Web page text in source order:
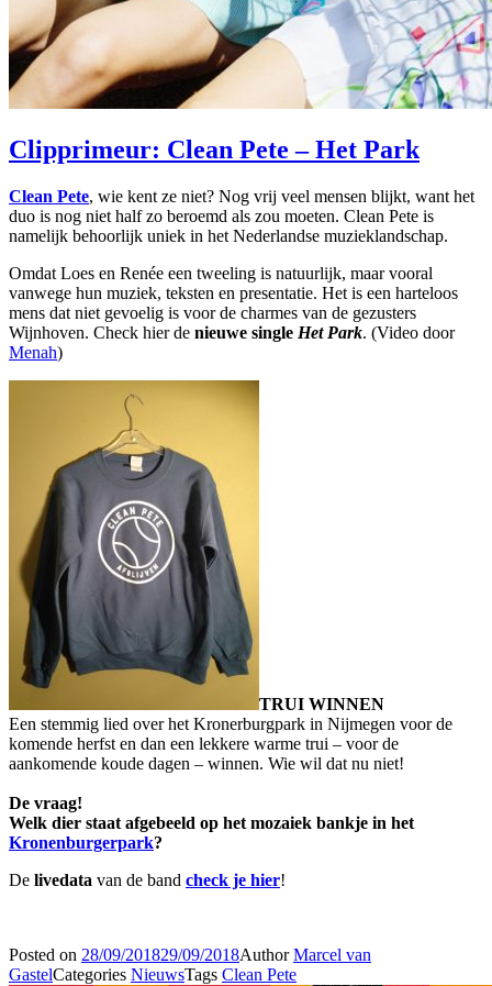
Clipprimeur: Clean Pete – Het Park
Clean Pete, wie kent ze niet? Nog vrij veel mensen blijkt, want het
duo is nog niet half zo beroemd als zou moeten. Clean Pete is
namelijk behoorlijk uniek in het Nederlandse muzieklandschap.
Omdat Loes en Renée een tweeling is natuurlijk, maar vooral
vanwege hun muziek, teksten en presentatie. Het is een harteloos
mens dat niet gevoelig is voor de charmes van de gezusters
Wijnhoven. Check hier de nieuwe single Het Park. (Video door
Menah)
TRUI WINNEN
Een stemmig lied over het Kronerburgpark in Nijmegen voor de
komende herfst en dan een lekkere warme trui – voor de
aankomende koude dagen – winnen. Wie wil dat nu niet!
De vraag!
Welk dier staat afgebeeld op het mozaiek bankje in het
Kronenburgerpark?
De livedata van de band check je hier!
Posted on 28/09/201829/09/2018AuthorMarcel van
GastelCategories NieuwsTags Clean Pete